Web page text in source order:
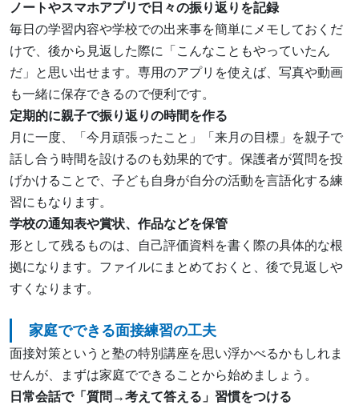
ノートやスマホアプリで日々の振り返りを記録
毎日の学習内容や学校での出来事を簡単にメモしておくだ
けで、後から見返した際に「こんなこともやっていたん
だ」と思い出せます。専用のアプリを使えば、写真や動画
も一緒に保存できるので便利です。
定期的に親子で振り返りの時間を作る
月に一度、「今月頑張ったこと」「来月の目標」を親子で
話し合う時間を設けるのも効果的です。保護者が質問を投
げかけることで、子ども自身が自分の活動を言語化する練
習にもなります。
学校の通知表や賞状、作品などを保管
形として残るものは、自己評価資料を書く際の具体的な根
拠になります。ファイルにまとめておくと、後で見返しや
すくなります。
家庭でできる面接練習の工夫
面接対策というと塾の特別講座を思い浮かべるかもしれま
せんが、まずは家庭でできることから始めましょう。
日常会話で「質問→考えて答える」習慣をつける